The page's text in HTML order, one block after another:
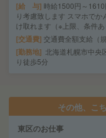
給 与 時給1500円～
り考慮致します スマホで
け取れます（※上限、条件あ
交通費 交通費全額支給（規
勤務地
北海道札幌市中
り徒歩5分
その他、こ
東区のお仕事